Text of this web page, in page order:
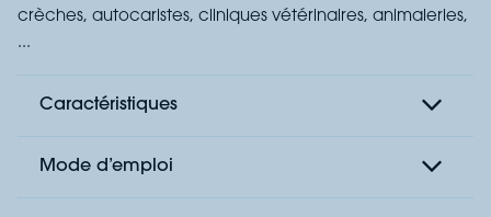
crèches, autocaristes, cliniques vétérinaires, animaleries,
...
Caractéristiques
Mode d’emploi